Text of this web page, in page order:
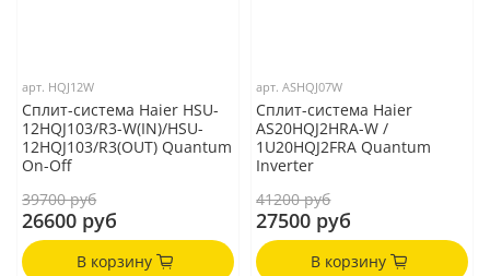
арт. HQJ12W
Сплит-система Haier HSU-
12HQJ103/R3-W(IN)/HSU-
12HQJ103/R3(OUT) Quantum
On-Off
39700 руб
26600 руб
В корзину
арт.ASHQJ07W
Сплит-система Haier
AS20HQJ2HRA-W /
1U20HQJ2FRA Quantum
Inverter
41200 руб
27500 руб
В корзину